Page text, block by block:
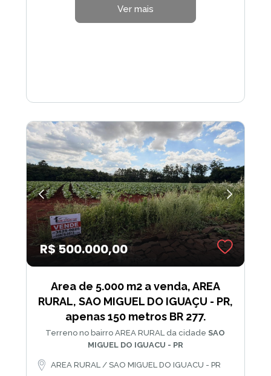
Ver mais
R$ 500.000,00
Area de 5.000 m2 a venda, AREA
RURAL, SAO MIGUEL DO IGUAÇU - PR,
apenas 150 metros BR 277.
Terreno no bairro AREA RURAL da cidadeSAO
MIGUEL DO IGUACU - PR
AREA RURAL / SAO MIGUEL DO IGUACU - PR